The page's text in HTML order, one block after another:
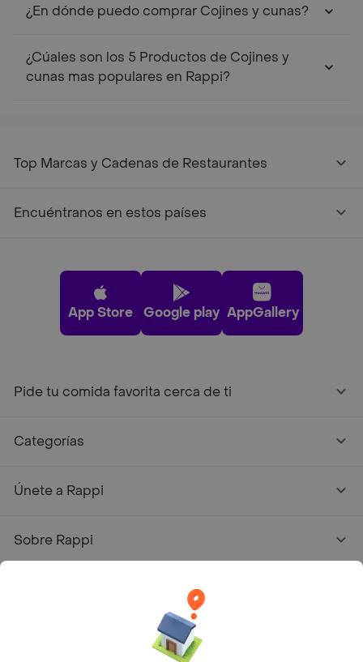
¿En dónde puedo comprar Cojines y cunas?
¿Cúales son los 5 Productos de Cojines y
cunas mas populares en Rappi?
Top Marcas y Cadenas de Restaurantes
Encuéntranos en estos países
App Store Google play AppGallery
Pide tu comida favorita cerca de ti
Categorías
Únete a Rappi
Sobre Rappi
Facebook
TwitterInstagram
Rappi Inc. All rights reserved.